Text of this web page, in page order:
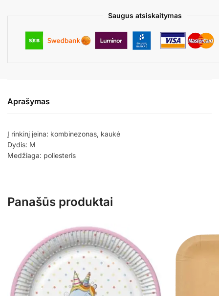
Saugus atsiskaitymas
Aprašymas
Į rinkinį įeina: kombinezonas, kaukė
Dydis: M
Medžiaga: poliesteris
Panašūs produktai